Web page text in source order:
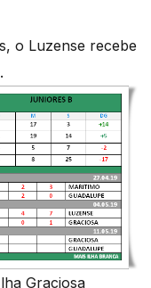
o Luzense recebe
Graciosa